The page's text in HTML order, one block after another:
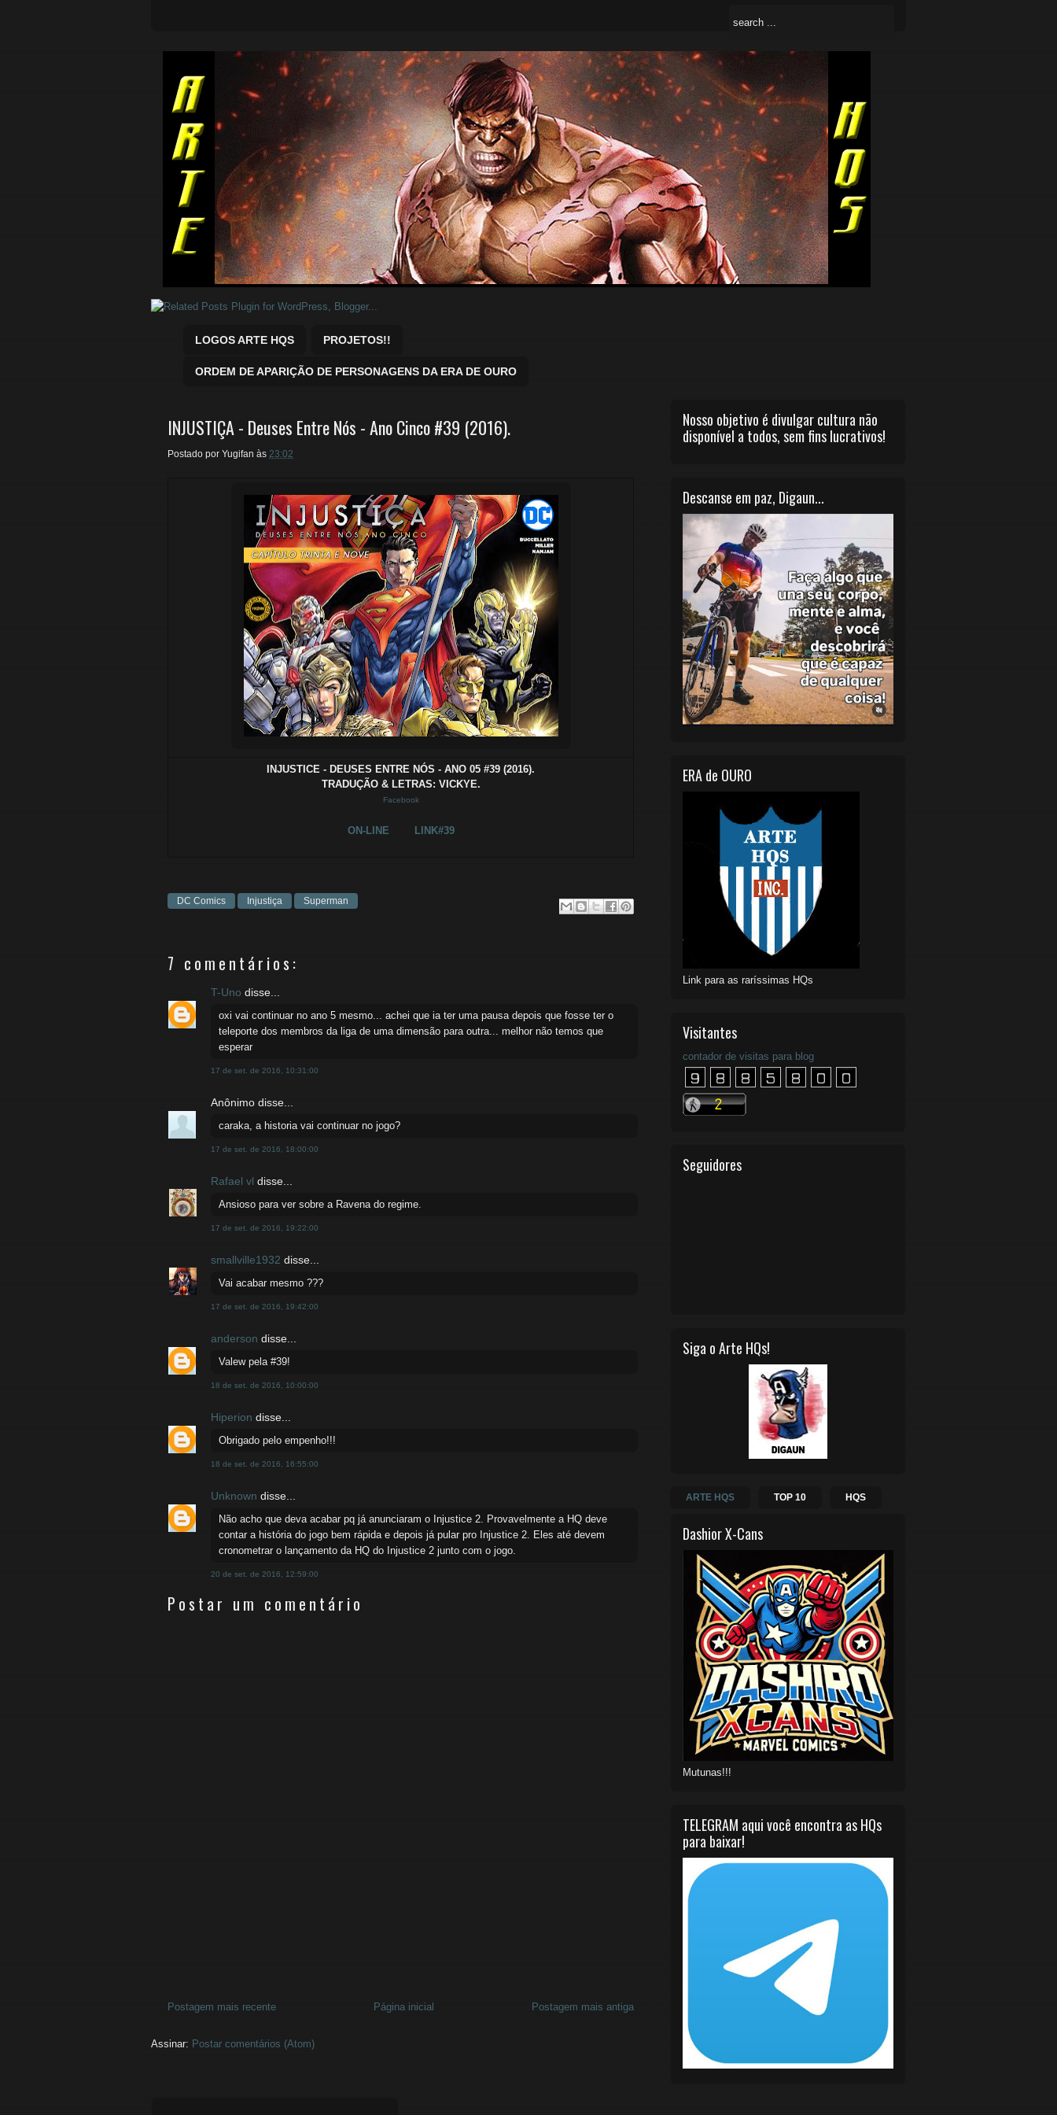
Quadrinhos Marvel e DC para baixar.
LOGOS ARTE HQS PROJETOS!!
ORDEM DE APARIÇÃO DE PERSONAGENS DA ERA DE OURO
INJUSTIÇA - Deuses Entre Nós - Ano Cinco #39 (2016).
Postado por Yugifan às 23:02
INJUSTICE - DEUSES ENTRE NÓS - ANO 05 #39 (2016).
TRADUÇÃO & LETRAS: VICKYE.
Facebook
ON-LINE LINK#39
DC Comics Injustiça Superman
7 comentários:
T-Uno disse...
oxi vai continuar no ano 5 mesmo... achei que ia ter uma pausa depois que fosse ter o
teleporte dos membros da liga de uma dimensão para outra... melhor não temos que
esperar
17 de set. de 2016, 10:31:00
Anônimo disse...
caraka, a historia vai continuar no jogo?
17 de set. de 2016, 18:00:00
Rafael vl disse...
Ansioso para ver sobre a Ravena do regime.
17 de set. de 2016, 19:22:00
smallville1932 disse...
Vai acabar mesmo ???
17 de set. de 2016, 19:42:00
anderson disse...
Valew pela #39!
18 de set. de 2016, 10:00:00
Hiperion disse...
Obrigado pelo empenho!!!
18 de set. de 2016, 16:55:00
Unknown disse...
Não acho que deva acabar pq já anunciaram o Injustice 2. Provavelmente a HQ deve
contar a história do jogo bem rápida e depois já pular pro Injustice 2. Eles até devem
cronometrar o lançamento da HQ do Injustice 2 junto com o jogo.
20 de set. de 2016, 12:59:00
Postar um comentário
Postagem mais recente Postagem mais antiga
Página inicial
Assinar: Postar comentários (Atom)
Nosso objetivo é divulgar cultura não
disponível a todos, sem fins lucrativos!
Descanse em paz, Digaun...
ERA de OURO
Link para as raríssimas HQs
Visitantes
contador de visitas para blog
Seguidores
Siga o Arte HQs!
ARTE HQS TOP 10 HQS
Dashior X-Cans
Mutunas!!!
TELEGRAM aqui você encontra as HQs
para baixar!